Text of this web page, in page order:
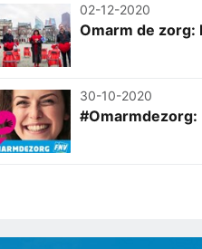
02-12-2020
Omarm de zorg:
30-10-2020
#Omarmdezorg: